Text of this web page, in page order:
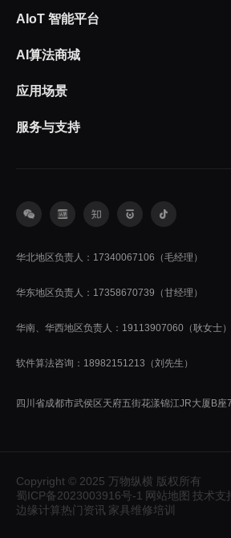
AIoT 智能平台
AI算法商城
应用场景
服务与支持
华北地区负责人：17340067106（毛经理）
华东地区负责人：17358670739（甘经理）
华南、华西地区负责人：19113907060（耿女士）
软件算法咨询：18982151213（刘先生）
四川省成都市武侯区天府五街花漾锦江JR大厦B座7
Copyright © 2025 万物纵横 版权所有
蜀ICP备2023003916号-1 网站地图 技术支
边缘计算热门资讯 家具维修培训